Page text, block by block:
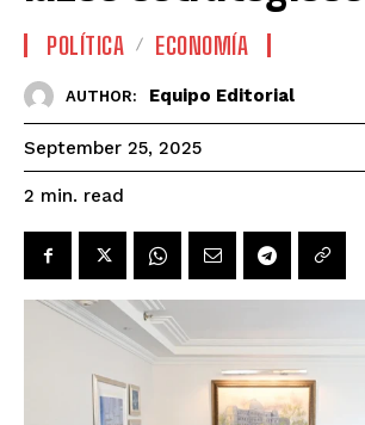
POLÍTICA ECONOMÍA
AUTHOR: Equipo Editorial
September 25, 2025
2 min. read